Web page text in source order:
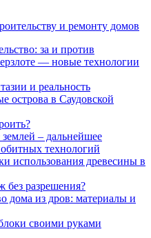
и ремонту домов
за и против
— новые технологии
и реальность
острова в Саудовской
– дальнейшее
технологий
использования древесины в
без разрешения?
дома из дров: материалы и
своими руками